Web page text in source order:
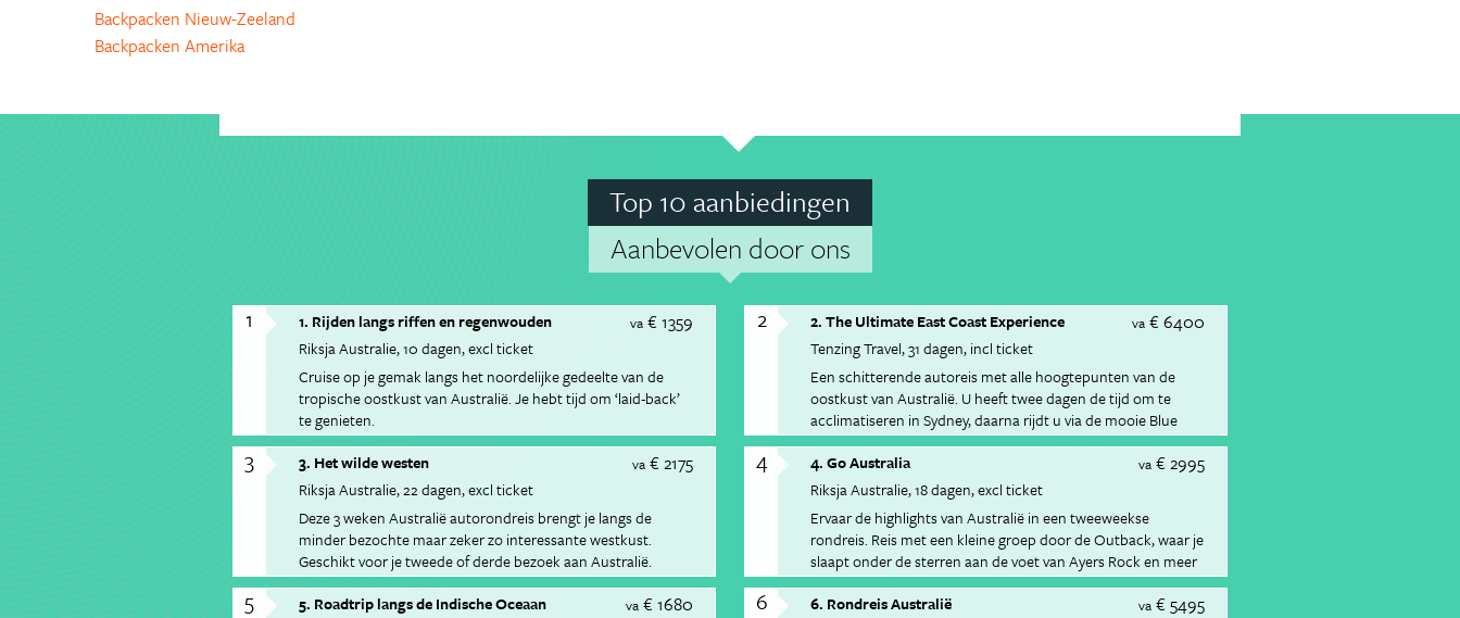
Backpacken Nieuw-Zeeland
Backpacken Amerika
Top 10 aanbiedingen
Aanbevolen door ons
1 va€ 1359
1. Rijden langs riffen en regenwouden
Riksja Australie 10 dagen excl ticket
Cruise op je gemak langs het noordelijke gedeelte van de
tropische oostkust van Australië. Je hebt tijd om ‘laid-back’
te genieten.
2 va € 6400
2. The Ultimate East Coast Experience
Tenzing Travel 31 dagen incl ticket
Een schitterende autoreis met alle hoogtepunten van de
oostkust van Australië. U heeft twee dagen de tijd om te
acclimatiseren in Sydney, daarna rijdt u via de mooie Blue
Mountains, de wijngebieden van Hunter Valley, de
paradijselijke stranden van Byron Bay en het betoverende
regenwoud van Lamington National Park naar Brisbane, de
zonnigste stad van Australië.
3 va€ 2175
3. Het wilde westen
Riksja Australie 22 dagen excl ticket
Deze 3 weken Australië autorondreis brengt je langs de
minder bezochte maar zeker zo interessante westkust.
Geschikt voor je tweede of derde bezoek aan Australië.
4 va € 2995
4. Go Australia
Riksja Australie 18 dagen excl ticket
Ervaar de highlights van Australië in een tweeweekse
rondreis. Reis met een kleine groep door de Outback, waar je
slaapt onder de sterren aan de voet van Ayers Rock en meer
leert over Aboriginals.
5 va€ 1680
5. Roadtrip langs de Indische Oceaan
6 va € 5495
6. Rondreis Australië